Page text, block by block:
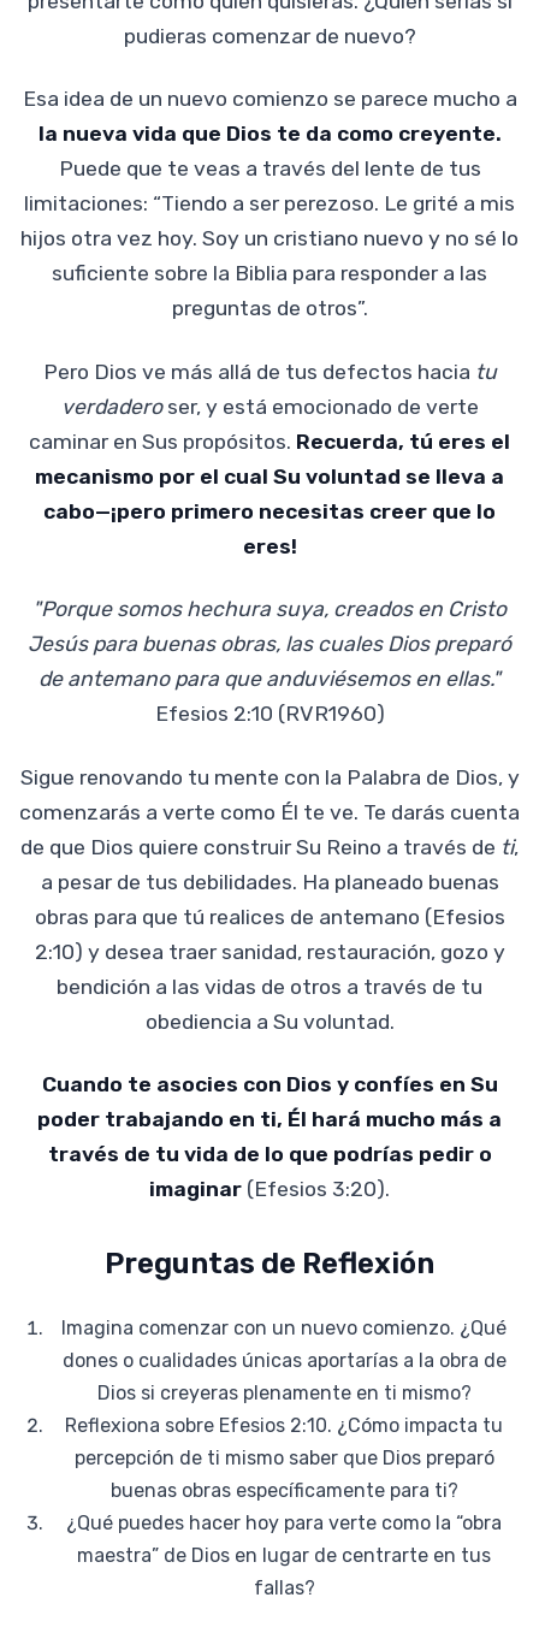
pudieras comenzar de nuevo?
Esa idea de un nuevo comienzo se parece mucho a
la nueva vida que Dios te da como creyente.
Puede que te veas a través del lente de tus
limitaciones: “Tiendo a ser perezoso. Le grité a mis
hijos otra vez hoy. Soy un cristiano nuevo y no sé lo
suficiente sobre la Biblia para responder a las
preguntas de otros”.
Pero Dios ve más allá de tus defectos hacia tu
verdaderoser, y está emocionado de verte
caminar en Sus propósitos. Recuerda, tú eres el
mecanismo por el cual Su voluntad se lleva a
cabo—¡pero primero necesitas creer que lo
eres!
"Porque somos hechura suya, creados en Cristo
Jesús para buenas obras, las cuales Dios preparó
de antemano para que anduviésemos en ellas."
Efesios 2:10 (RVR1960)
Sigue renovando tu mente con la Palabra de Dios, y
comenzarás a verte como Él te ve. Te darás cuenta
de que Dios quiere construir Su Reino a través de ti,
a pesar de tus debilidades. Ha planeado buenas
obras para que tú realices de antemano (Efesios
2:10) y desea traer sanidad, restauración, gozo y
bendición a las vidas de otros a través de tu
obediencia a Su voluntad.
Cuando te asocies con Dios y confíes en Su
poder trabajando en ti, Él hará mucho más a
través de tu vida de lo que podrías pedir o
imaginar (Efesios 3:20).
Preguntas de Reflexión
Imagina comenzar con un nuevo comienzo. ¿Qué
dones o cualidades únicas aportarías a la obra de
Dios si creyeras plenamente en ti mismo?
Reflexiona sobre Efesios 2:10. ¿Cómo impacta tu
percepción de ti mismo saber que Dios preparó
buenas obras específicamente para ti?
¿Qué puedes hacer hoy para verte como la “obra
maestra” de Dios en lugar de centrarte en tus
fallas?